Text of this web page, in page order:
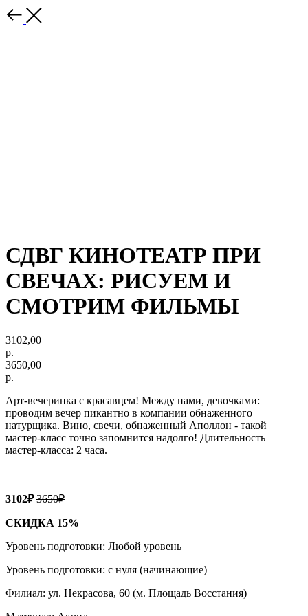
СДВГ КИНОТЕАТР ПРИ
СВЕЧАХ: РИСУЕМ И
СМОТРИМ ФИЛЬМЫ
3102,00
р.
3650,00
р.
Арт-вечеринка с красавцем! Между нами, девочками:
проводим вечер пикантно в компании обнаженного
натурщика. Вино, свечи, обнаженный Аполлон - такой
мастер-класс точно запомнится надолго! Длительность
мастер-класса: 2 часа.
3102₽3650₽
СКИДКА 15%
Уровень подготовки: Любой уровень
Уровень подготовки: с нуля (начинающие)
Филиал: ул. Некрасова, 60 (м. Площадь Восстания)